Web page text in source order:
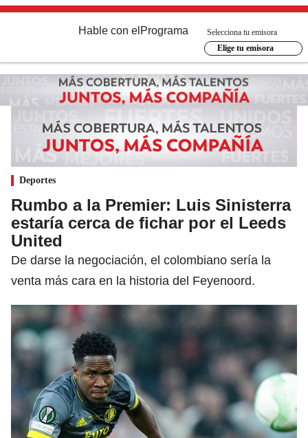
Hable con el Programa
Selecciona tu emisora
Elige tu emisora
Deportes
Rumbo a la Premier: Luis Sinisterra
estaría cerca de fichar por el Leeds
United
De darse la negociación, el colombiano sería la
venta más cara en la historia del Feyenoord.